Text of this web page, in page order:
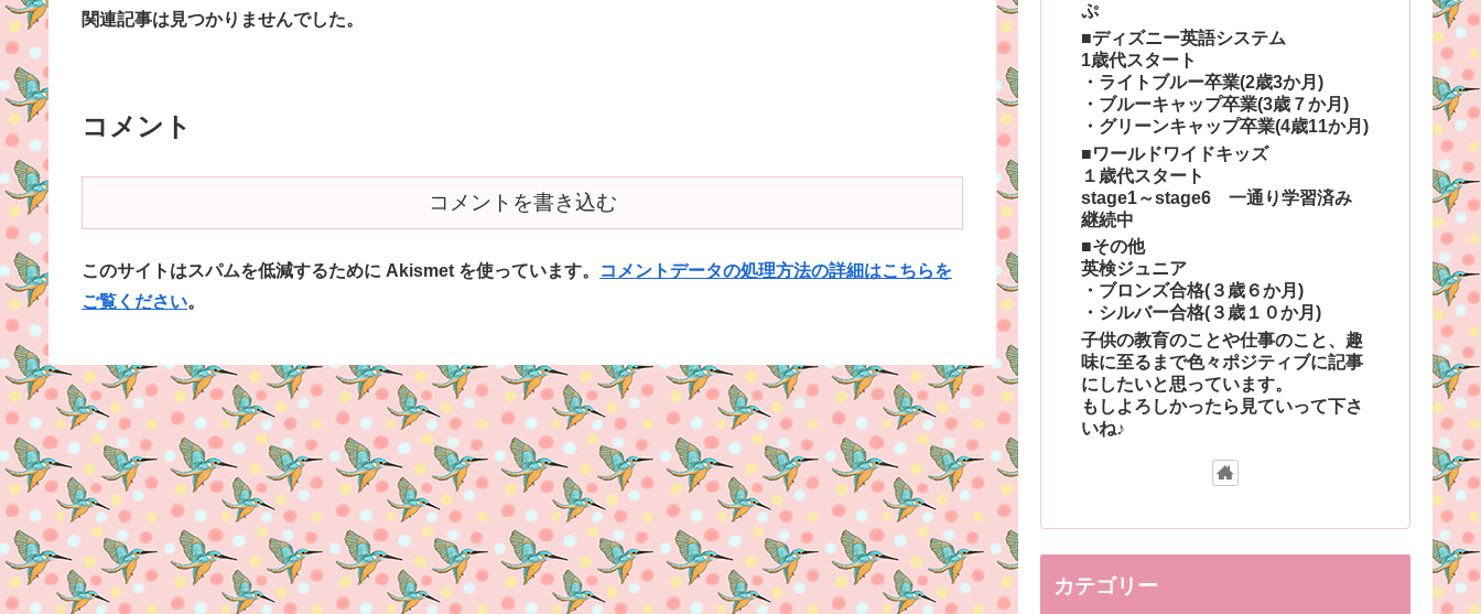
関連記事は見つかりませんでした。
コメント
コメントを書き込む
このサイトはスパムを低減するために Akismet を使っています。
コメントデータの処理方法の詳細はこちらを
ご覧ください。
ぷ
■ディズニー英語システム
1歳代スタート
・ライトブルー卒業(2歳3か月)
・ブルーキャップ卒業(3歳７か月)
・グリーンキャップ卒業(4歳11か月)
■ワールドワイドキッズ
１歳代スタート
stage1～stage6 一通り学習済み
継続中
■その他
英検ジュニア
・ブロンズ合格(３歳６か月)
・シルバー合格(３歳１０か月)
子供の教育のことや仕事のこと、趣
味に至るまで色々ポジティブに記事
にしたいと思っています。
もしよろしかったら見ていって下さ
いね♪
カテゴリー